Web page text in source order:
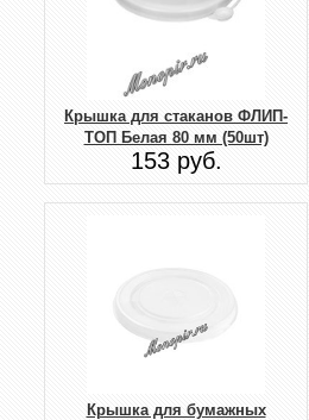
Крышка для стаканов ФЛИП-
ТОП Белая 80 мм (50шт)
153 руб.
Крышка для бумажных